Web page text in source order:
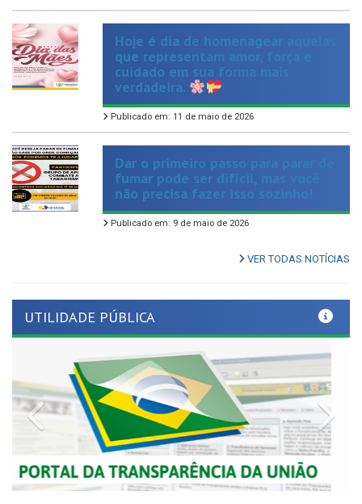
Hoje é dia de homenagear aquelas
que representam amor, força e
cuidado em sua forma mais
verdadeira.
Publicado em: 11 de maio de 2026
Dar o primeiro passo para parar de
fumar pode ser difícil, mas você
não precisa fazer isso sozinho!
Publicado em: 9 de maio de 2026
VER TODAS NOTÍCIAS
Previous